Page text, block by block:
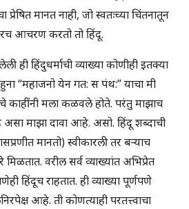
प्रेषित मानत नाही, जो स्वतःच्या चिंतनातून
आचरण करतो तो हिंदू.
ही हिंदुधर्माची व्याख्या कोणीही इतक्या
“महाजनो येन गत: स पंथ:” याचा मी
काहींनी मला कळवले होते. परंतु माझाच
असा माझा दावा आहे. असो. हिंदू शब्दाची
मानतो) स्वीकारली तर बऱ्याच
मिळतात. वरील सर्व व्याख्यांत अभिप्रेत
हिंदूच राहतात. ही व्याख्या पूर्णपणे
आहे. ती कोणत्याही परतत्त्वाचा